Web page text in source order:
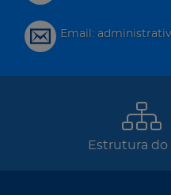
Email:
Estrutura do